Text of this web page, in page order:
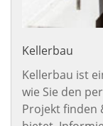
Kellerbau
Kellerbau ist
wie Sie den
Projekt finden